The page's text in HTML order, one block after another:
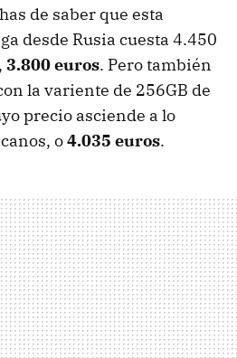
de saber que esta
desde Rusia cuesta 4.450
3.800 euros. Pero también
la variente de 256GB de
precio asciende a lo
o4.035 euros.